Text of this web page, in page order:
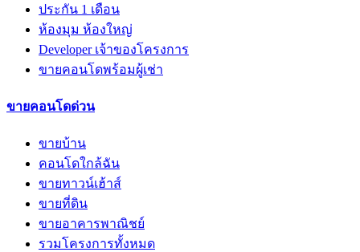
ประกัน 1 เดือน
ห้องมุม ห้องใหญ่
Developer เจ้าของโครงการ
ขายคอนโดพร้อมผู้เช่า
ขายคอนโดด่วน
ขายบ้าน
คอนโดใกล้ฉัน
ขายทาวน์เฮ้าส์
ขายที่ดิน
ขายอาคารพาณิชย์
รวมโครงการทั้งหมด